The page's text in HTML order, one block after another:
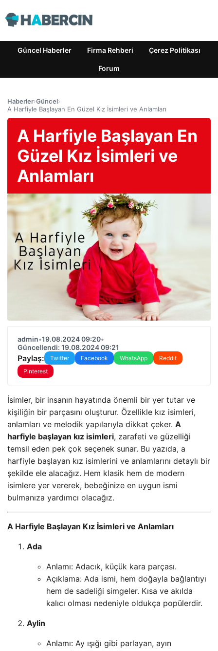
Güncel Haberler Firma Rehberi Çerez Politikası
Forum
Haberler›Güncel›
A Harfiyle Başlayan En Güzel Kız İsimleri ve Anlamları
A Harfiyle Başlayan En
Güzel Kız İsimleri ve
Anlamları
admin•19.08.2024 09:20•
Güncellendi: 19.08.2024 09:21
Paylaş: Twitter Facebook WhatsApp
Reddit
Pinterest
İsimler, bir insanın hayatında önemli bir yer tutar ve
kişiliğin bir parçasını oluşturur. Özellikle kız isimleri,
anlamları ve melodik yapılarıyla dikkat çeker. A
harfiyle başlayan kız isimleri, zarafeti ve güzelliği
temsil eden pek çok seçenek sunar. Bu yazıda, a
harfiyle başlayan kız isimlerini ve anlamlarını detaylı bir
şekilde ele alacağız. Hem klasik hem de modern
isimlere yer vererek, bebeğinize en uygun ismi
bulmanıza yardımcı olacağız.
A Harfiyle Başlayan Kız İsimleri ve Anlamları
Ada
Anlamı: Adacık, küçük kara parçası.
Açıklama: Ada ismi, hem doğayla bağlantıyı
hem de sadeliği simgeler. Kısa ve akılda
kalıcı olması nedeniyle oldukça popülerdir.
Aylin
Anlamı: Ay ışığı gibi parlayan, ayın